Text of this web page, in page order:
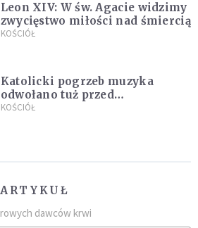
Leon XIV: W św. Agacie widzimy
zwycięstwo miłości nad śmiercią
KOŚCIÓŁ
Katolicki pogrzeb muzyka
odwołano tuż przed
uroczystością. Powodem była
KOŚCIÓŁ
dawców krwi